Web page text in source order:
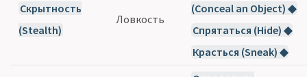
Скрытность
(Stealth)
Ловкость
(Conceal an Object) ◆
Спрятаться (Hide) ◆
Красться (Sneak) ◆